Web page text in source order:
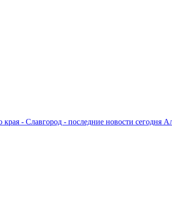
края - Славгород - последние новости сегодня